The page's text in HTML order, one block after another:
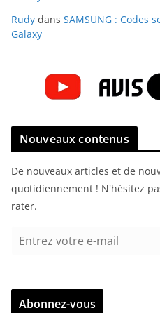
Rudy dans SAMSUNG : Codes
Galaxy
Nouveaux contenus
De nouveaux articles et de
quotidiennement ! N'hésitez
rater.
r
Abonnez-vous